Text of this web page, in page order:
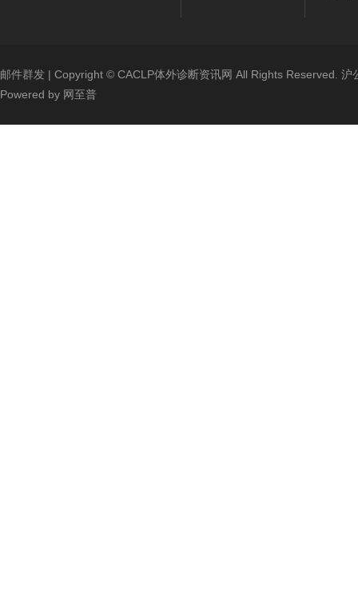
邮件群发 | Copyright © CACLP体外诊断资讯网 All Rights Reserved. 沪
Powered by 网至普